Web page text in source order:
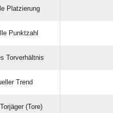
Platzierung
Punktzahl
Torverhältnis
Trend
(Tore)